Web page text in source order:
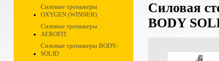
Силовые тренажеры
OXYGEN (WINNER)
Силовые тренажеры
AEROFIT
Силовые тренажеры BODY-
SOLID
Силовая
BODY